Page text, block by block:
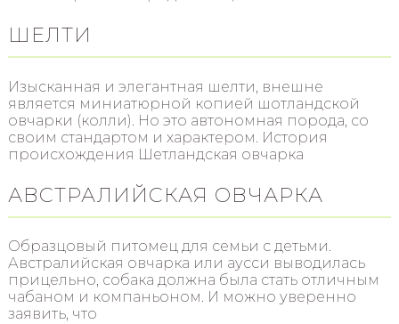
ШЕЛТИ
Изысканная и элегантная шелти, внешне
является миниатюрной копией шотландской
овчарки (колли). Но это автономная порода, со
своим стандартом и характером. История
происхождения Шетландская овчарка
АВСТРАЛИЙСКАЯ ОВЧАРКА
Образцовый питомец для семьи с детьми.
Австралийская овчарка или аусси выводилась
прицельно, собака должна была стать отличным
чабаном и компаньоном. И можно уверенно
заявить, что